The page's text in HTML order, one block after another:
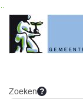
Ga naar de inhoud van
Ga naar het zoeken
Ga naar het menu
Zoeken